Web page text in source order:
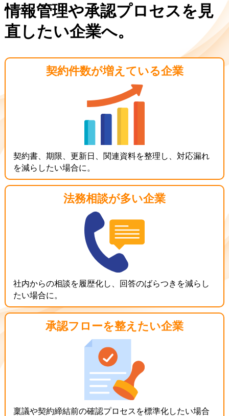
情報管理や承認プロセスを見
直したい企業へ。
契約件数が増えている企業
契約書、期限、更新日、関連資料を整理し、対応漏れ
を減らしたい場合に。
法務相談が多い企業
社内からの相談を履歴化し、回答のばらつきを減らし
たい場合に。
承認フローを整えたい企業
稟議や契約締結前の確認プロセスを標準化したい場合